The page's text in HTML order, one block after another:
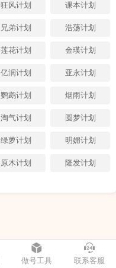
狂风计划 课本计划
兄弟计划 浩荡计划
莲花计划 金瑛计划
亿润计划 亚永计划
鹦鹉计划 烟雨计划
淘气计划 圆梦计划
绿萝计划 明媚计划
原木计划 隆发计划
做号工具 联系客服